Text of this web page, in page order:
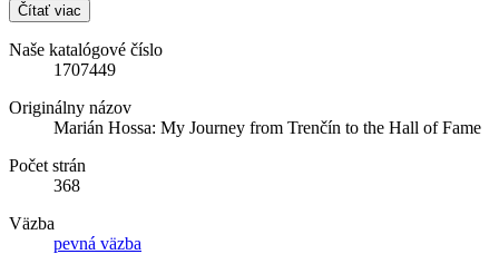
Čítať viac
Naše katalógové číslo
1707449
Originálny názov
Marián Hossa: My Journey from Trenčín to the Hall of Fame
Počet strán
368
Väzba
pevná väzba